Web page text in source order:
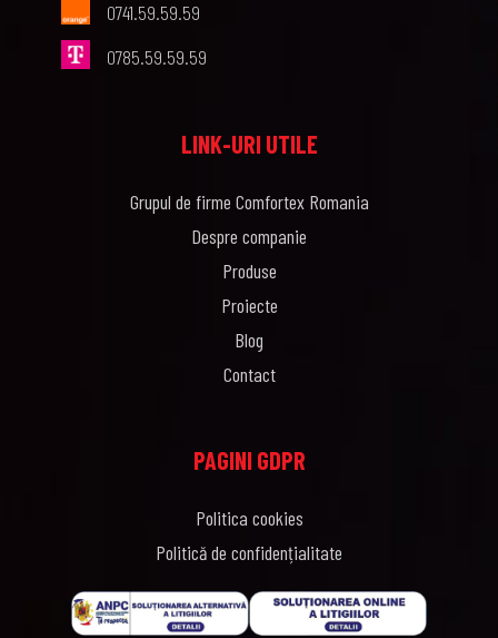
0741.59.59.59
0785.59.59.59
LINK-URI UTILE
Grupul de firme Comfortex Romania
Despre companie
Produse
Proiecte
Blog
Contact
PAGINI GDPR
Politica cookies
Politică de confidențialitate